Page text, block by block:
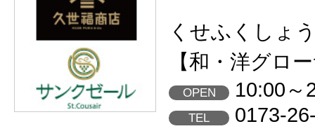
くせふくしょ
【和・洋グロ
OPEN 10:00～
TEL 0173-